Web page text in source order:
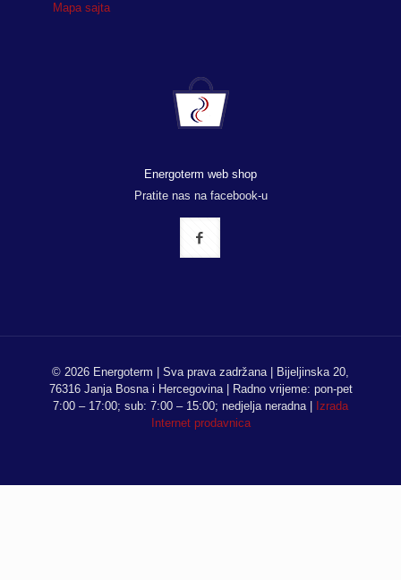
Mapa sajta
Energoterm web shop
Pratite nas na facebook-u
© 2026 Energoterm | Sva prava zadržana | Bijeljinska 20,
76316 Janja Bosna i Hercegovina | Radno vrijeme: pon-pet
7:00 – 17:00; sub: 7:00 – 15:00; nedjelja neradna |
Izrada
Internet prodavnica